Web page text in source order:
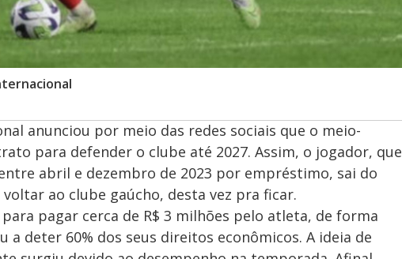
anunciou por meio das redes sociais que o meio-
para defender o clube até 2027. Assim, o jogador, que
abril e dezembro de 2023 por empréstimo, sai do
ao clube gaúcho, desta vez pra ficar.
pagar cerca de R$ 3 milhões pelo atleta, de forma
a deter 60% dos seus direitos econômicos. A ideia de